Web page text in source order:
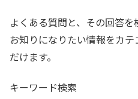
よくある質問と、その回答を
お知りになりたい情報をカ
だけます。
キーワード検索